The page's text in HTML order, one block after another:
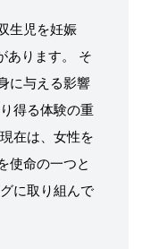
生児を妊娠
あります。 そ
に与える影響
得る体験の重
在は、女性を
使命の一つと
に取り組んで